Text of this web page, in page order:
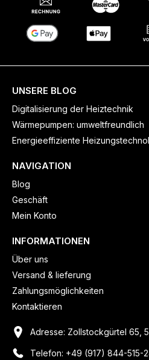
UNSERE BLOG
Digitalisierung der Heiztechnik
Wärmepumpen: umweltfreundlich
Energieeffiziente
NAVIGATION
Blog
Geschäft
Mein Konto
INFORMATIONEN
Über uns
Versand & lieferung
Zahlungsmöglichkeiten
Kontaktieren
Adresse: Zollstockgürtel 65,
Telefon: +49 (917) 844-515-